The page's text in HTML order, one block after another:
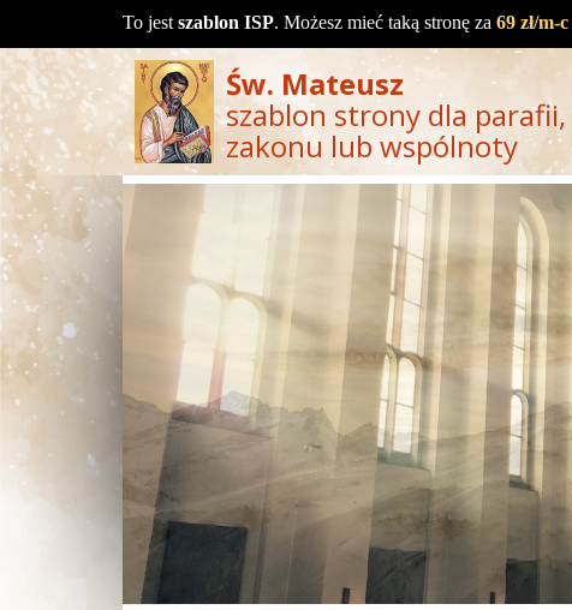
To jest szablon ISP. Możesz mieć taką stronę za 69 zł/m-c
Św. Mateusz
szablon strony dla parafii,
zakonu lub wspólnoty